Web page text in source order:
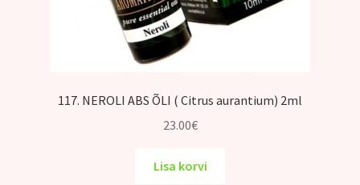
117. NEROLI ABS ÕLI ( Citrus aurantium) 2ml
23.00€
Lisa korvi